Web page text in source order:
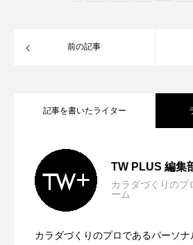
前の記事
記事を書いたライター
TW PLUS 編集
カラダづくりのプ
ーム
カラダづくりのプロであるパーソ
2026.07.06
2026.07.01